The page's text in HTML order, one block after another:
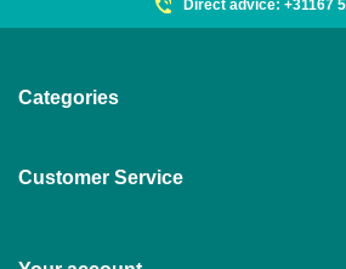
Direct advice: +31167
Categories
Customer Service